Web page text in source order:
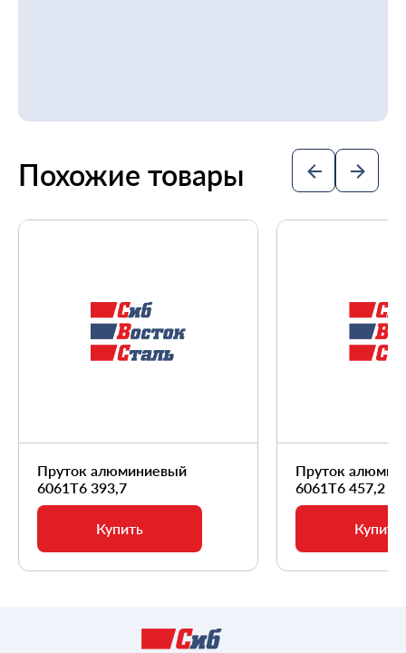
Похожие товары
Пруток алюминиевый
6061Т6 393,7
Купить
Пруток
6061Т6 457,2
Купить